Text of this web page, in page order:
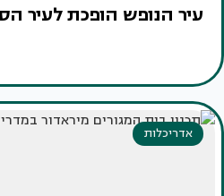
עיר הנופש הופכת לעיר
אדריכלות